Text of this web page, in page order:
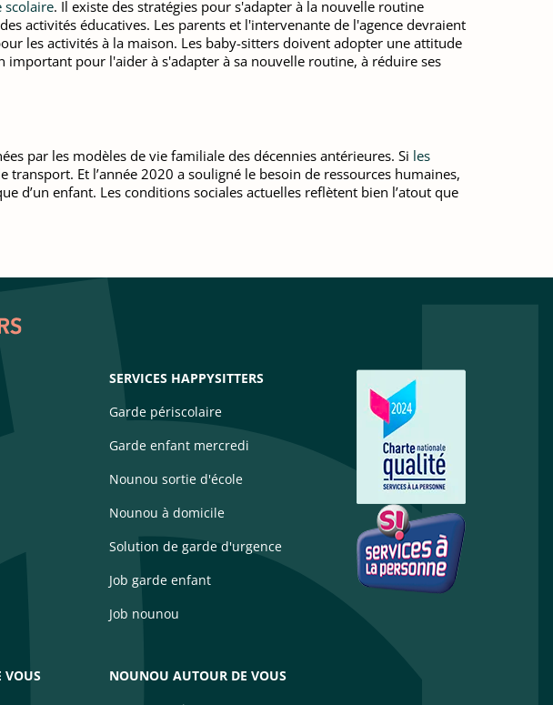
scolaire. Il existe des stratégies pour s'adapter à la nouvelle routine
activités éducatives. Les parents et l'intervenante de l'agence devraient
les activités à la maison. Les baby-sitters doivent adopter une attitude
important pour l'aider à s'adapter à sa nouvelle routine, à réduire ses
par les modèles de vie familiale des décennies antérieures. Si les
Et l’année 2020 a souligné le besoin de ressources humaines,
d’un enfant. Les conditions sociales actuelles reflètent bien l’atout que
SERVICES HAPPYSITTERS
Garde périscolaire
Garde enfant mercredi
Nounou sortie d'école
Nounou à domicile
Solution de garde d'urgence
Job garde enfant
Job nounou
VOUS
NOUNOU AUTOUR DE VOUS